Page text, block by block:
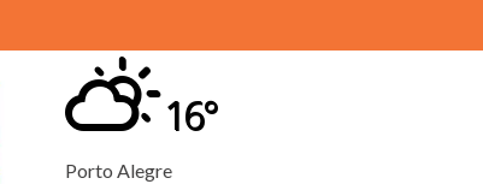
Porto Alegre
16°